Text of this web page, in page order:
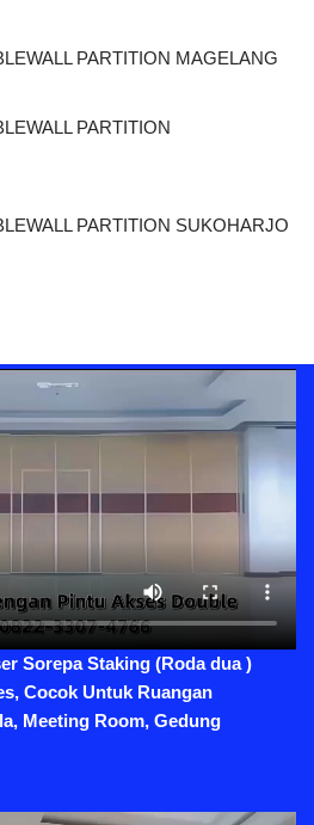
PARTITION MAGELANG
PARTITION
PARTITION SUKOHARJO
Sorepa Staking (Roda dua )
Cocok Untuk Ruangan
Meeting Room, Gedung